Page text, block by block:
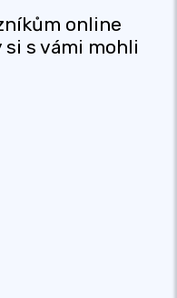
online
s vámi mohli